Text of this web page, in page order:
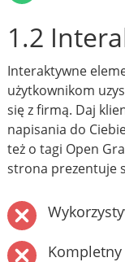
1.2
Interaktywne
użytkownikom
się z firmą. Daj
napisania do
też o tagi Open
strona prezentuje